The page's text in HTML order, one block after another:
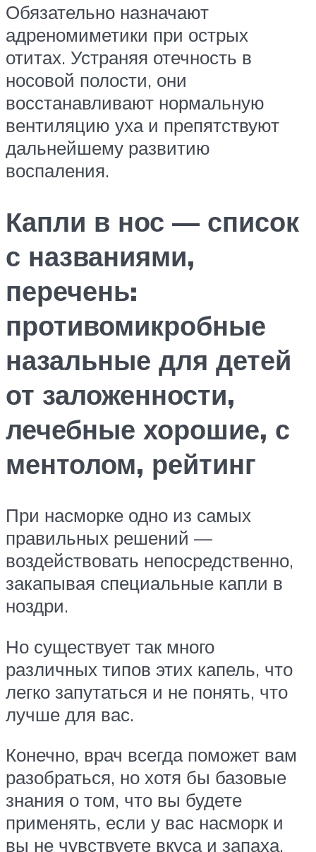
Обязательно назначают
адреномиметики при острых
отитах. Устраняя отечность в
носовой полости, они
восстанавливают нормальную
вентиляцию уха и препятствуют
дальнейшему развитию
воспаления.
Капли в нос — список
с названиями,
перечень:
противомикробные
назальные для детей
от заложенности,
лечебные хорошие, с
ментолом, рейтинг
При насморке одно из самых
правильных решений —
воздействовать непосредственно,
закапывая специальные капли в
ноздри.
Но существует так много
различных типов этих капель, что
легко запутаться и не понять, что
лучше для вас.
Конечно, врач всегда поможет вам
разобраться, но хотя бы базовые
знания о том, что вы будете
применять, если у вас насморк и
вы не чувствуете вкуса и запаха,